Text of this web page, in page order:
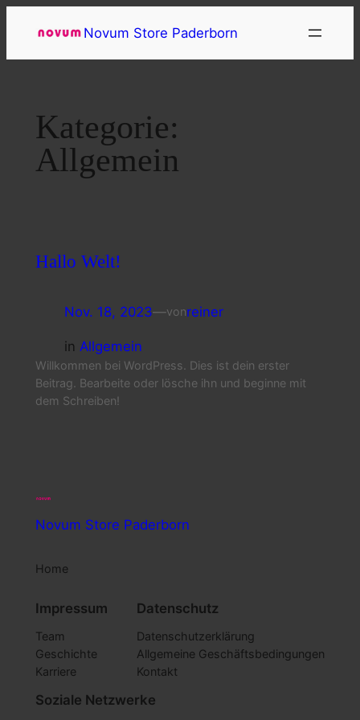
Novum Store Paderborn
Kategorie:
Allgemein
Hallo Welt!
Nov. 18, 2023—vonreiner
in Allgemein
Willkommen bei WordPress. Dies ist dein erster
Beitrag. Bearbeite oder lösche ihn und beginne mit
dem Schreiben!
Novum Store Paderborn
Home
Impressum
Team
Geschichte
Karriere
Datenschutz
Datenschutzerklärung
Allgemeine Geschäftsbedingungen
Kontakt
Soziale Netzwerke